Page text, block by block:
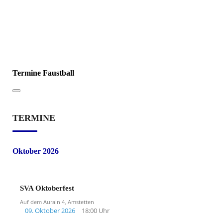
Termine Faustball
TERMINE
Oktober 2026
SVA Oktoberfest
Auf dem Aurain 4, Amstetten
09. Oktober 2026 18:00 Uhr